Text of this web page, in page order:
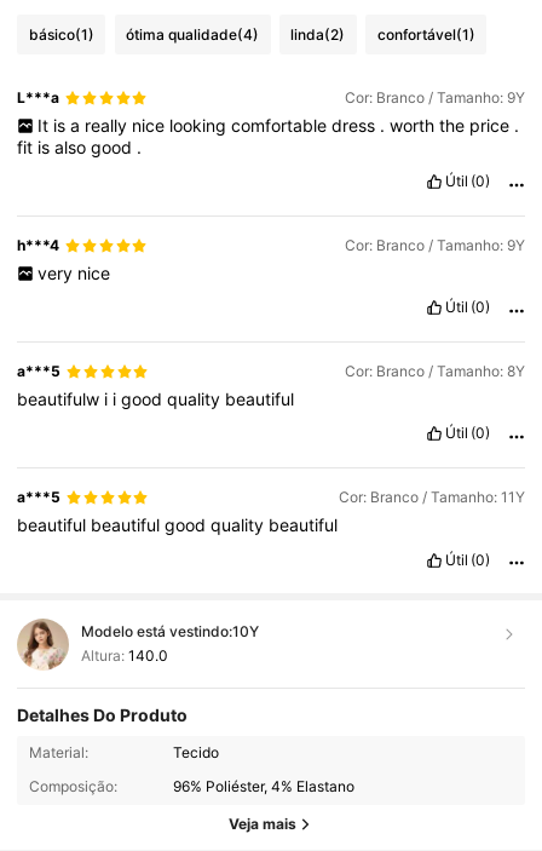
básico(1) ótima qualidade(4) linda(2) confortável(1)
L***a Cor: Branco / Tamanho: 9Y
It is a really nice looking comfortable dress . worth the price .
fit isalsogood .
Útil (0)
h***4 Cor: Branco / Tamanho: 9Y
very nice
Útil (0)
a***5 Cor: Branco / Tamanho: 8Y
beautifulw i igoodquality beautiful
Útil (0)
a***5 Cor: Branco / Tamanho: 11Y
beautiful beautifulgoodquality beautiful
Útil (0)
Modelo está vestindo:10Y
Altura: 140.0
Detalhes Do Produto
Material:
Tecido
Composição:
96% Poliéster, 4% Elastano
Veja mais
128K Seguidores